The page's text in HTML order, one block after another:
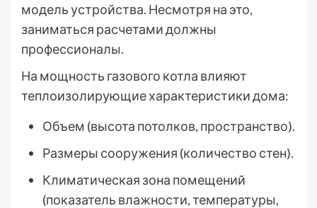
модель устройства. Несмотря на это,
заниматься расчетами должны
профессионалы.
На мощность газового котла влияют
теплоизолирующие характеристики дома:
Объем (высота потолков, пространство).
Размеры сооружения (количество стен).
Климатическая зона помещений
(показатель влажности, температуры,